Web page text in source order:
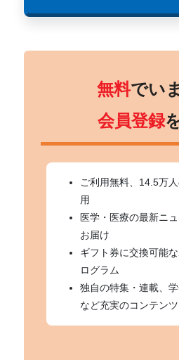
無料でい
会員登録
ご利用無料、14.5万
用
医学・医療の最新ニ
お届け
ギフト券に交換可能
ログラム
独自の特集・連載、
など充実のコンテンツ